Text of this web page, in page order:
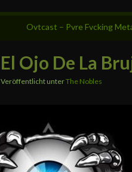
Ovtcast – Pvre Fvcking
El Ojo De La
Veröffentlicht unterThe Nobles